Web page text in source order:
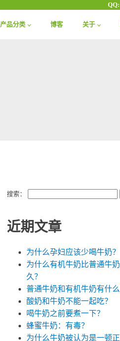
产品分类 博客 关于
搜索：
近期文章
为什么孕妇应该少喝牛奶？
为什么有机牛奶比普通牛
久？
普通牛奶和有机牛奶有什么
酸奶和牛奶不能一起吃？
喝牛奶之前要煮一下？
蜂蜜牛奶：有毒？
为什么牛奶被认为是一顿正